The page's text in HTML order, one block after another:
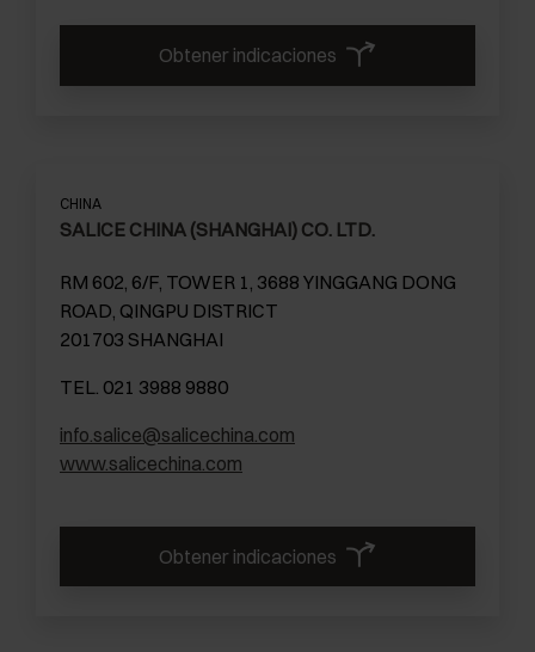
Obtener indicaciones
CHINA
SALICE CHINA (SHANGHAI) CO. LTD.
RM 602, 6/F, TOWER 1, 3688 YINGGANG DONG
ROAD, QINGPU DISTRICT
201703 SHANGHAI
TEL. 021 3988 9880
info.salice@salicechina.com
www.salicechina.com
Obtener indicaciones